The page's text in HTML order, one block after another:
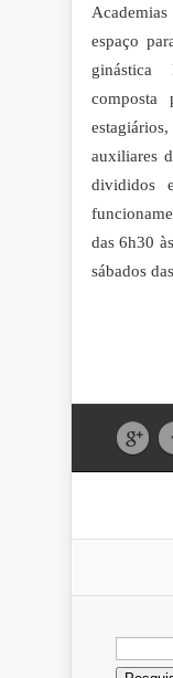
espaço
composta
auxiliares
divididos
das 6h30
sábados
por: